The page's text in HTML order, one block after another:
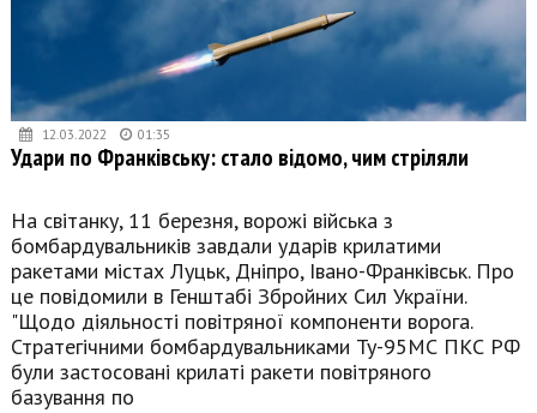
12.03.2022 01:35
Удари по Франківську: стало відомо, чим стріляли
На світанку, 11 березня, ворожі війська з
бомбардувальників завдали ударів крилатими
ракетами містах Луцьк, Дніпро, Івано-Франківськ. Про
це повідомили в Генштабі Збройних Сил України.
"Щодо діяльності повітряної компоненти ворога.
Стратегічними бомбардувальниками Ту-95МС ПКС РФ
були застосовані крилаті ракети повітряного
базування по